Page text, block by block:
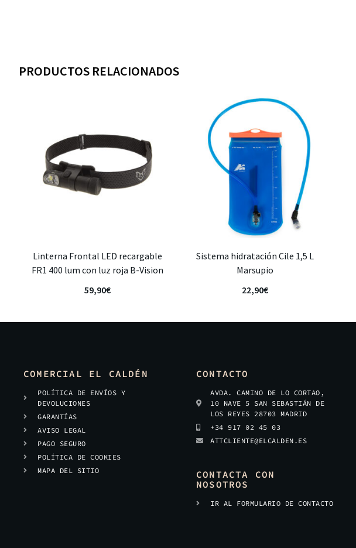
PRODUCTOS RELACIONADOS
Linterna Frontal LED recargable
FR1 400 lum con luz roja B-Vision
59,90€
Sistema hidratación Cile 1,5 L
Marsupio
22,90€
COMERCIAL EL CALDÉN
POLÍTICA DE ENVÍOS Y
DEVOLUCIONES
GARANTÍAS
AVISO LEGAL
PAGO SEGURO
POLÍTICA DE COOKIES
MAPA DEL SITIO
CONTACTO
AVDA. CAMINO DE LO CORTAO,
10 NAVE 5 SAN SEBASTIÁN DE
LOS REYES 28703 MADRID
+34 917 02 45 03
ATTCLIENTE@ELCALDEN.ES
CONTACTA CON
NOSOTROS
IR AL FORMULARIO DE CONTACTO